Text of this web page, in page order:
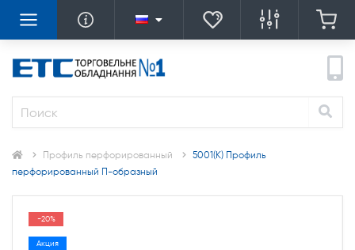
Профиль перфорированный
5001(К) Профиль
перфорированный П-образный
-20%
Акция